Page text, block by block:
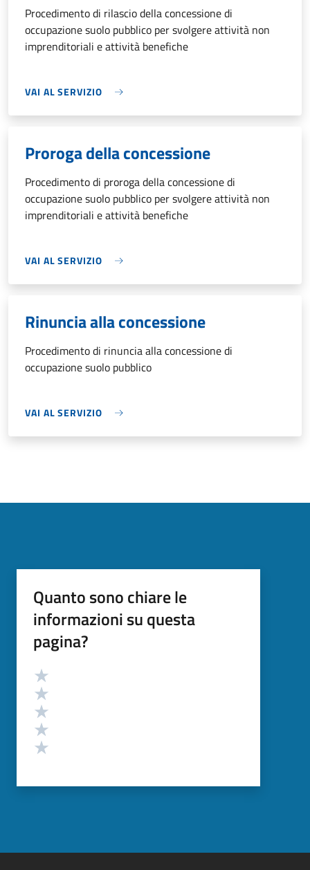
Procedimento di rilascio della concessione di
occupazione suolo pubblico per svolgere attività non
imprenditoriali e attività benefiche
VAI AL SERVIZIO
Proroga della concessione
Procedimento di proroga della concessione di
occupazione suolo pubblico per svolgere attività non
imprenditoriali e attività benefiche
VAI AL SERVIZIO
Rinuncia alla concessione
Procedimento di rinuncia alla concessione di
occupazione suolo pubblico
VAI AL SERVIZIO
Quanto sono chiare le
informazioni su questa
pagina?
Valutazione